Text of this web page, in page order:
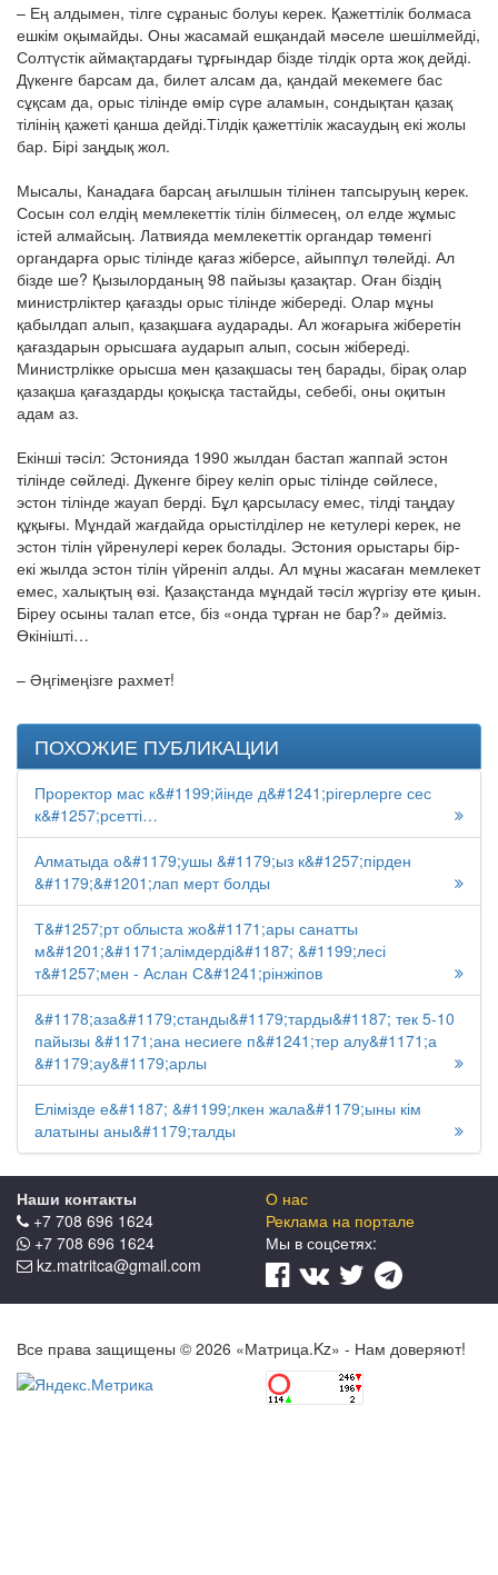
– Ең алдымен, тілге сұраныс болуы керек. Қажеттілік болмаса
ешкім оқымайды. Оны жасамай ешқандай мәселе шешілмейді,
Солтүстік аймақтардағы тұрғындар бізде тілдік орта жоқ дейді.
Дүкенге барсам да, билет алсам да, қандай мекемеге бас
сұқсам да, орыс тілінде өмір сүре аламын, сондықтан қазақ
тілінің қажеті қанша дейді.Тілдік қажеттілік жасаудың екі жолы
бар. Бірі заңдық жол.
Мысалы, Канадаға барсаң ағылшын тілінен тапсыруың керек.
Сосын сол елдің мемлекеттік тілін білмесең, ол елде жұмыс
істей алмайсың. Латвияда мемлекеттік органдар төменгі
органдарға орыс тілінде қағаз жіберсе, айыппұл төлейді. Ал
бізде ше? Қызылорданың 98 пайызы қазақтар. Оған біздің
министрліктер қағазды орыс тілінде жібереді. Олар мұны
қабылдап алып, қазақшаға аударады. Ал жоғарыға жіберетін
қағаздарын орысшаға аударып алып, сосын жібереді.
Министрлікке орысша мен қазақшасы тең барады, бірақ олар
қазақша қағаздарды қоқысқа тастайды, себебі, оны оқитын
адам аз.
Екінші тәсіл: Эстонияда 1990 жылдан бастап жаппай эстон
тілінде сөйледі. Дүкенге біреу келіп орыс тілінде сөйлесе,
эстон тілінде жауап берді. Бұл қарсыласу емес, тілді таңдау
құқығы. Мұндай жағдайда орыстілділер не кетулері керек, не
эстон тілін үйренулері керек болады. Эстония орыстары бір-
екі жылда эстон тілін үйреніп алды. Ал мұны жасаған мемлекет
емес, халықтың өзі. Қазақстанда мұндай тәсіл жүргізу өте қиын.
Біреу осыны талап етсе, біз «онда тұрған не бар?» дейміз.
Өкінішті…
– Әңгімеңізге рахмет!
ПОХОЖИЕ ПУБЛИКАЦИИ
Проректор мас к&#1199;йінде д&#1241;рігерлерге сес
к&#1257;рсетті…
Алматыда о&#1179;ушы &#1179;ыз к&#1257;пірден
&#1179;&#1201;лап мерт болды
Т&#1257;рт облыста жо&#1171;ары санатты
м&#1201;&#1171;алімдерді&#1187; &#1199;лесі
т&#1257;мен - Аслан С&#1241;рінжіпов
&#1178;аза&#1179;станды&#1179;тарды&#1187; тек 5-10
пайызы &#1171;ана несиеге п&#1241;тер алу&#1171;а
&#1179;ау&#1179;арлы
Елімізде е&#1187; &#1199;лкен жала&#1179;ыны кім
алатыны аны&#1179;талды
Наши контакты
+7 708 696 1624
+7 708 696 1624
kz.matritca@gmail.com
О нас
Реклама на портале
Мы в соцcетях:
Все права защищены © 2026 «Матрица.Kz» - Нам доверяют!